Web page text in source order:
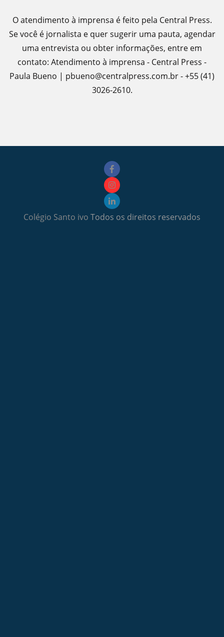
O atendimento à imprensa é feito pela Central Press.
Se você é jornalista e quer sugerir uma pauta, agendar
uma entrevista ou obter informações, entre em
contato: Atendimento à imprensa - Central Press -
Paula Bueno | pbueno@centralpress.com.br - +55 (41)
3026-2610.
Colégio Santo ivo Todos os direitos reservados